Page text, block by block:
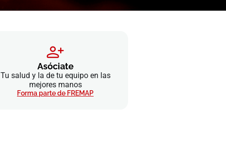
Asóciate
Tu salud y la de tu equipo en las
mejores manos
Forma parte de FREMAP